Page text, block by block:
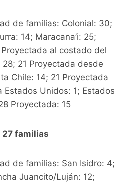
de familias: Colonial: 30;
14; Maracana’i: 25;
Proyectada al costado del
21 Proyectada desde
Chile: 14; 21 Proyectada
Estados Unidos: 1; Estados
Proyectada: 15
27 familias
de familias: San Isidro: 4;
Juancito/Luján: 12;